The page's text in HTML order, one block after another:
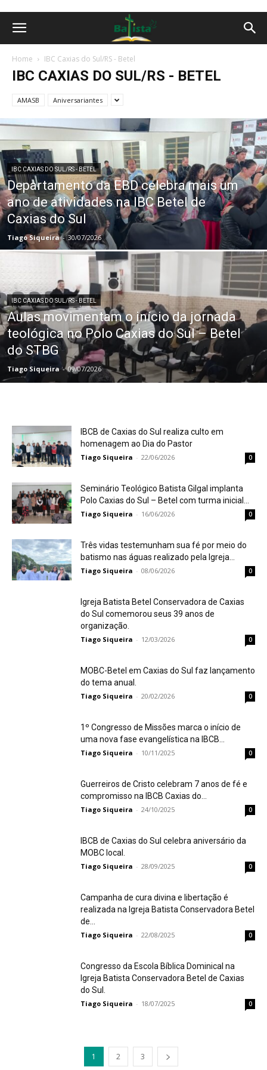
Home IBC Caxias do Sul/RS - Betel
IBC CAXIAS DO SUL/RS - BETEL
AMASB Aniversariantes
IBC CAXIAS DO SUL/RS - BETEL
Departamento da EBD celebra mais um
ano de atividades na IBC Betel de
Caxias do Sul
Tiago Siqueira - 30/07/2026
IBC CAXIAS DO SUL/RS - BETEL
Aulas movimentam o início da jornada
teológica no Polo Caxias do Sul – Betel
do STBG
Tiago Siqueira - 09/07/2026
IBCB de Caxias do Sul realiza culto em
homenagem ao Dia do Pastor
Tiago Siqueira - 22/06/2026 0
Seminário Teológico Batista Gilgal implanta
Polo Caxias do Sul – Betel com turma inicial...
Tiago Siqueira - 16/06/2026 0
Três vidas testemunham sua fé por meio do
batismo nas águas realizado pela Igreja...
Tiago Siqueira - 08/06/2026 0
Igreja Batista Betel Conservadora de Caxias
do Sul comemorou seus 39 anos de
organização.
Tiago Siqueira - 12/03/2026 0
MOBC-Betel em Caxias do Sul faz lançamento
do tema anual.
Tiago Siqueira - 20/02/2026 0
1º Congresso de Missões marca o início de
uma nova fase evangelística na IBCB...
Tiago Siqueira - 10/11/2025 0
Guerreiros de Cristo celebram 7 anos de fé e
compromisso na IBCB Caxias do...
Tiago Siqueira - 24/10/2025 0
IBCB de Caxias do Sul celebra aniversário da
MOBC local.
Tiago Siqueira - 28/09/2025 0
Campanha de cura divina e libertação é
realizada na Igreja Batista Conservadora Betel
de...
Tiago Siqueira - 22/08/2025 0
Congresso da Escola Bíblica Dominical na
Igreja Batista Conservadora Betel de Caxias
do Sul.
Tiago Siqueira - 18/07/2025 0
1 2 3